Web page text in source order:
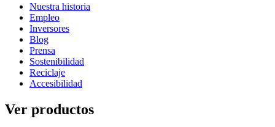
Nuestra historia
Empleo
Inversores
Blog
Prensa
Sostenibilidad
Reciclaje
Accesibilidad
Ver productos